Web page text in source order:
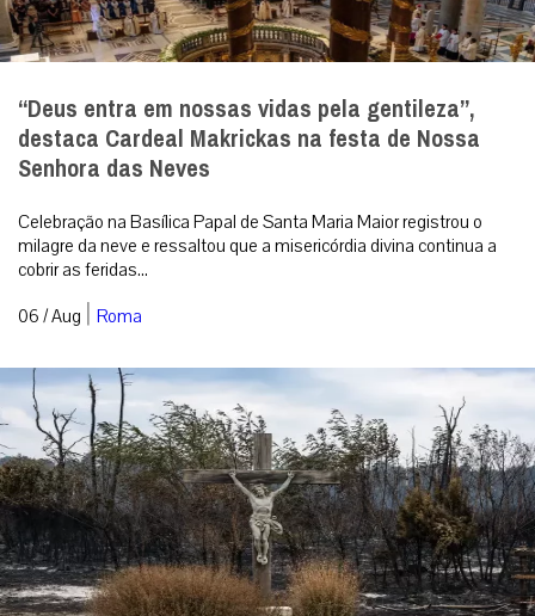
“Deus entra em nossas vidas pela gentileza”,
destaca Cardeal Makrickas na festa de Nossa
Senhora das Neves
Celebração na Basílica Papal de Santa Maria Maior registrou o
milagre da neve e ressaltou que a misericórdia divina continua a
cobrir as feridas...
06 / Aug | Roma